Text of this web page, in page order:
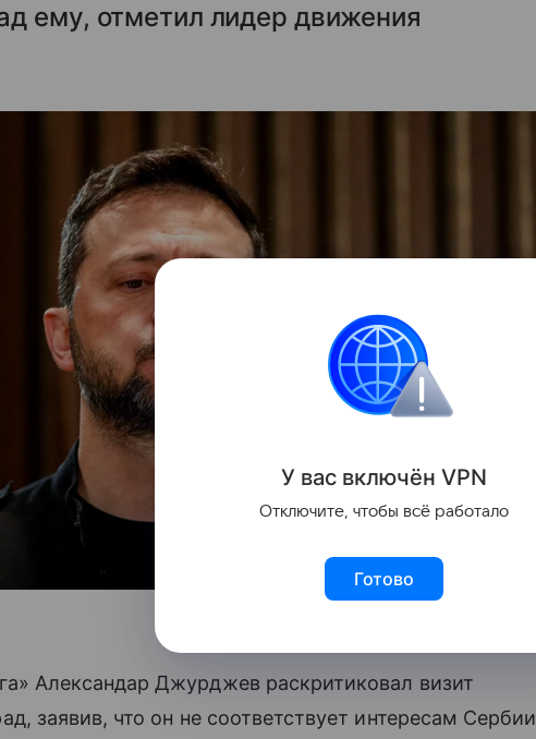
ему, отметил лидер движения
Александар Джурджев раскритиковал визит
заявив, что он не соответствует интересам Сербии
У вас включён VPN
Отключите, чтобы всё работало
Готово